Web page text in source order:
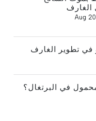
الغارف
في البرتغال؟